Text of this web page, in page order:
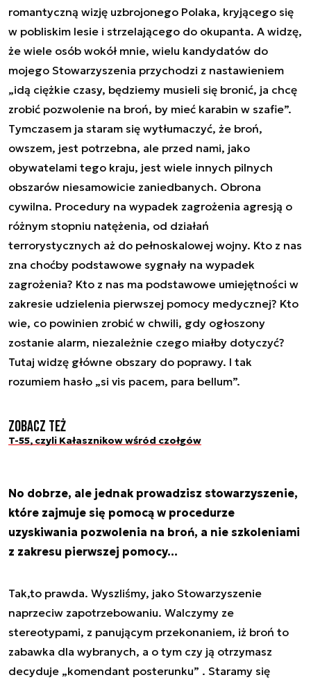
romantyczną wizję uzbrojonego Polaka, kryjącego się
w pobliskim lesie i strzelającego do okupanta. A widzę,
że wiele osób wokół mnie, wielu kandydatów do
mojego Stowarzyszenia przychodzi z nastawieniem
„idą ciężkie czasy, będziemy musieli się bronić, ja chcę
zrobić pozwolenie na broń, by mieć karabin w szafie”.
Tymczasem ja staram się wytłumaczyć, że broń,
owszem, jest potrzebna, ale przed nami, jako
obywatelami tego kraju, jest wiele innych pilnych
obszarów niesamowicie zaniedbanych. Obrona
cywilna. Procedury na wypadek zagrożenia agresją o
różnym stopniu natężenia, od działań
terrorystycznych aż do pełnoskalowej wojny. Kto z nas
zna choćby podstawowe sygnały na wypadek
zagrożenia? Kto z nas ma podstawowe umiejętności w
zakresie udzielenia pierwszej pomocy medycznej? Kto
wie, co powinien zrobić w chwili, gdy ogłoszony
zostanie alarm, niezależnie czego miałby dotyczyć?
Tutaj widzę główne obszary do poprawy. I tak
rozumiem hasło „si vis pacem, para bellum”.
Zobacz też
T-55, czyli Kałasznikow wśród czołgów
No dobrze, ale jednak prowadzisz stowarzyszenie,
które zajmuje się pomocą w procedurze
uzyskiwania pozwolenia na broń, a nie szkoleniami
z zakresu pierwszej pomocy…
Tak,to prawda. Wyszliśmy, jako Stowarzyszenie
naprzeciw zapotrzebowaniu. Walczymy ze
stereotypami, z panującym przekonaniem, iż broń to
zabawka dla wybranych, a o tym czy ją otrzymasz
decyduje „komendant posterunku” . Staramy się